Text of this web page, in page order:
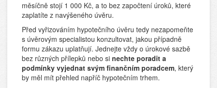
měsíčně stojí 1 000 Kč, a to bez započtení úroků, které
zaplatíte z navýšeného úvěru.
Před vyřizováním hypotečního úvěru tedy nezapomeňte
s úvěrovým specialistou konzultovat, jakou případně
formu zákazu uplatňují. Jednejte vždy o úrokové sazbě
bez různých přílepků nebo si nechte poradit a
podmínky vyjednat svým finančním poradcem, který
by měl mít přehled napříč hypotečním trhem.